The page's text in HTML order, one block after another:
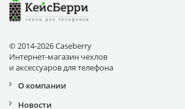
© 2014-2026 Caseberry
Интернет-магазин чехлов
и аксессуаров для телефона
О компании
Новости